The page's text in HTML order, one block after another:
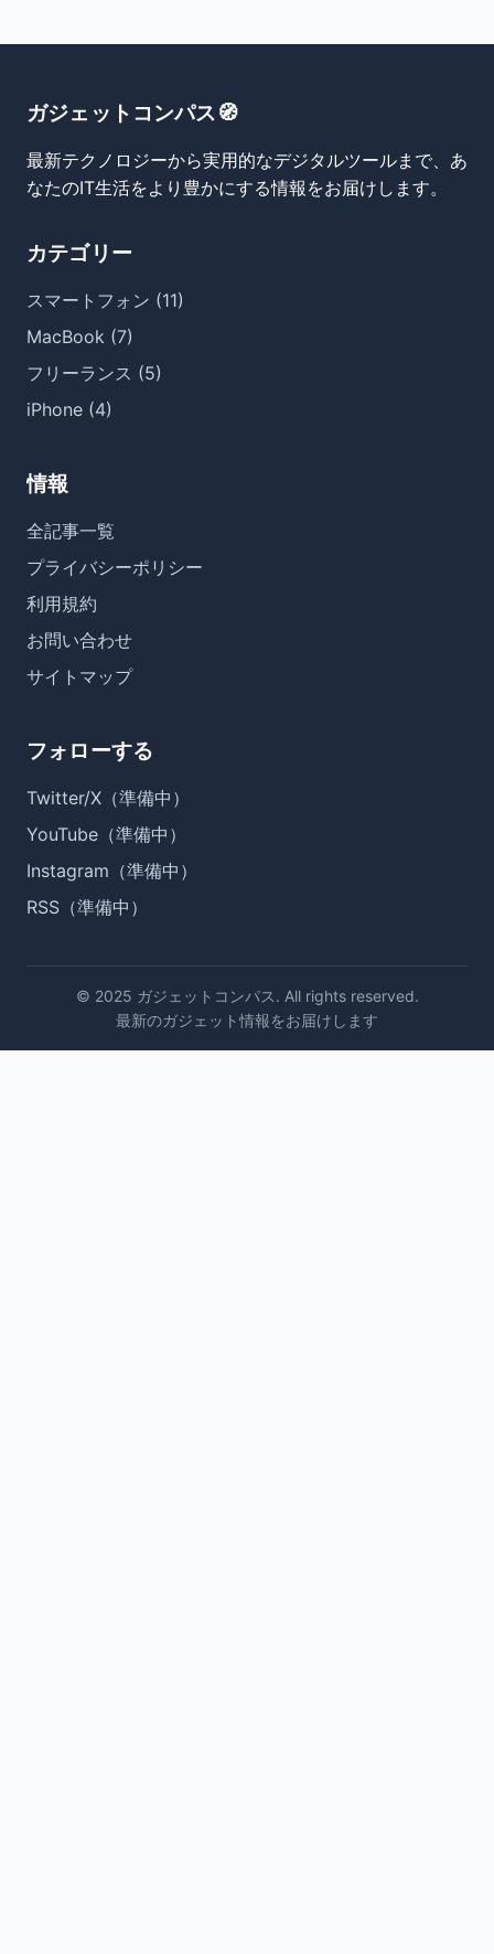
ガジェットコンパス🧭
最新テクノロジーから実用的なデジタルツールまで、あ
なたのIT生活をより豊かにする情報をお届けします。
カテゴリー
スマートフォン (11)
MacBook (7)
フリーランス (5)
iPhone (4)
情報
全記事一覧
プライバシーポリシー
利用規約
お問い合わせ
サイトマップ
フォローする
Twitter/X（準備中）
YouTube（準備中）
Instagram（準備中）
RSS（準備中）
© 2025 ガジェットコンパス. All rights reserved.
最新のガジェット情報をお届けします